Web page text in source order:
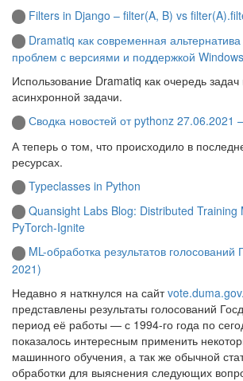
Filters in Django – filter(A, B) vs
Dramatiq как современная
проблем с версиями и поддержкой Windows
Использование Dramatiq как очередь
асинхронной задачи.
Сводка новостей от pythonz 27.06.2021
А теперь о том, что происходило в
ресурсах.
Typeclasses in Python
Quansight Labs Blog: Distributed Training
PyTorch-Ignite
ML-обработка результатов
2021)
Недавно я наткнулся на сайт
представлены результаты голосований
период её работы — с 1994-го года по
показалось интересным применить
машинного обучения, а так же обычной
обработки для выяснения следующих